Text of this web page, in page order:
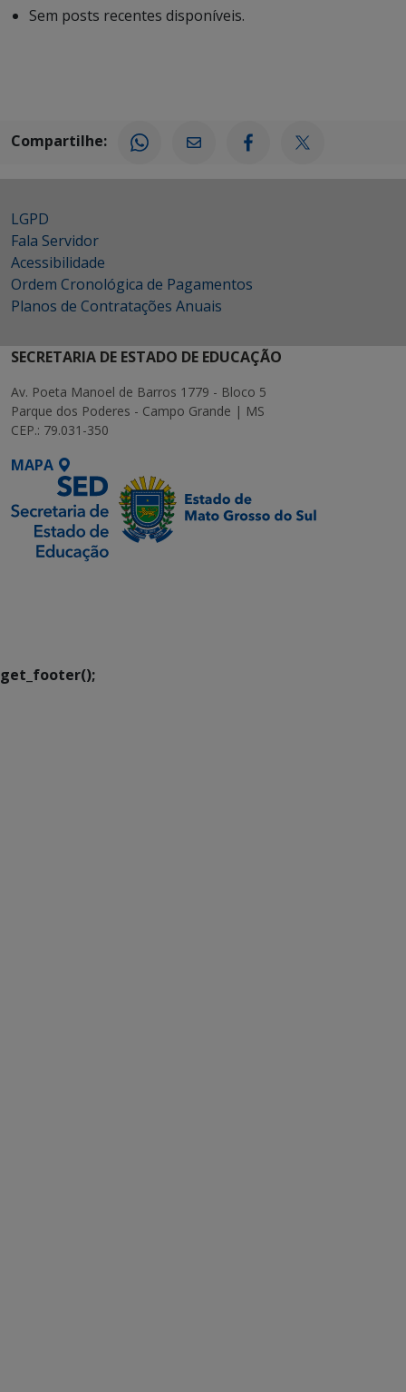
Sem posts recentes disponíveis.
Compartilhe:
LGPD
Fala Servidor
Acessibilidade
Ordem Cronológica de Pagamentos
Planos de Contratações Anuais
SECRETARIA DE ESTADO DE EDUCAÇÃO
Av. Poeta Manoel de Barros 1779 - Bloco 5
Parque dos Poderes - Campo Grande | MS
CEP.: 79.031-350
MAPA
get_footer();